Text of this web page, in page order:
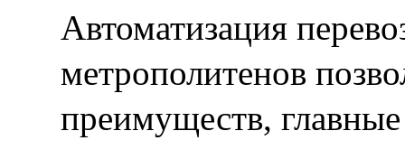
Автоматизация
метрополитенов
преимуществ,